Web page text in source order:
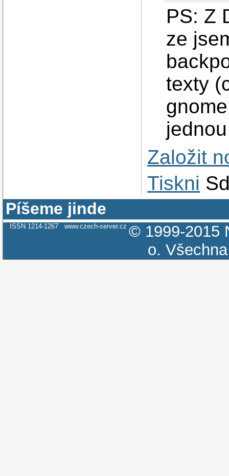
PS: Z
ze
texty
Založit
Tiskni
Píšeme jinde
ISSN 1214-1267 www.czech-server.cz © 1999-2015
o.